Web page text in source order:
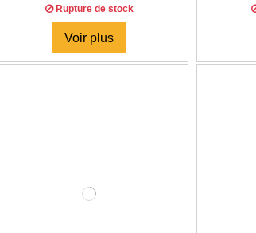
Rupture de stock
Voir plus